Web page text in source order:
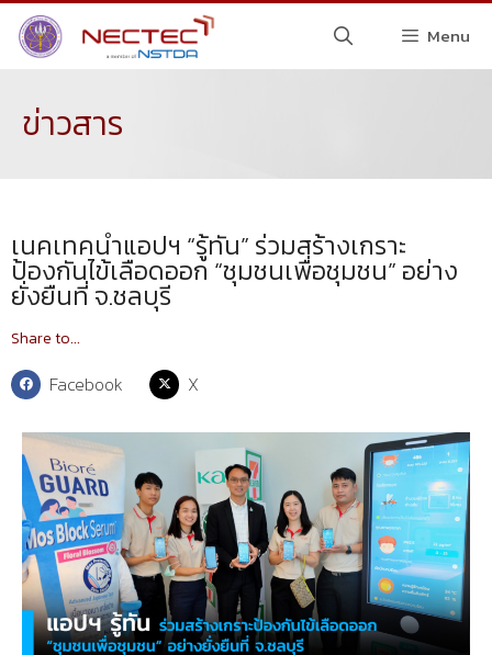
Menu
ข่าวสาร
เนคเทคนำแอปฯ “รู้ทัน” ร่วมสร้างเกราะ
ป้องกันไข้เลือดออก “ชุมชนเพื่อชุมชน” อย่าง
ยั่งยืนที่ จ.ชลบุรี
Share to...
Facebook X